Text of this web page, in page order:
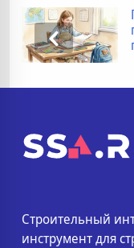
Строительный
инструмент для